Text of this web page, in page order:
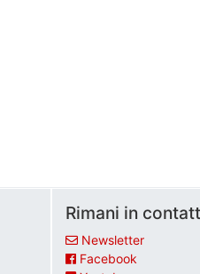
Rimani in
Newsletter
Facebook